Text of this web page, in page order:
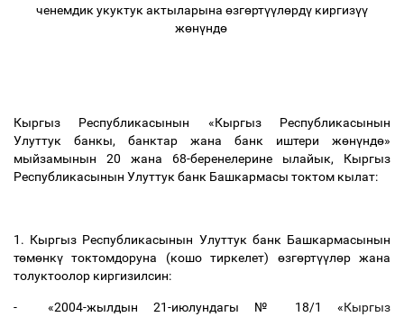
ченемдик укуктук актыларына өзгөртүүлөрдү киргизүү
жөнүндө
Кыргыз Республикасынын «Кыргыз Республикасынын
Улуттук банкы, банктар жана банк иштери жөнүндө»
мыйзамынын 20 жана 68-беренелерине ылайык, Кыргыз
Республикасынын Улуттук банк Башкармасы токтом кылат:
1. Кыргыз Республикасынын Улуттук банк Башкармасынын
төмөнкү токтомдоруна (кошо тиркелет) өзгөртүүлөр жана
толуктоолор киргизилсин:
- «2004-жылдын 21-июлундагы № 18/1 «Кыргыз